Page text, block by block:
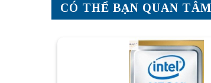
CÓ THỂ BẠN QUAN TÂM